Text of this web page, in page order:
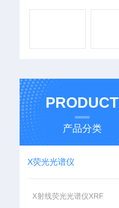
PRODUCT
产品分类
X荧光光谱仪
X射线荧光光谱仪XRF